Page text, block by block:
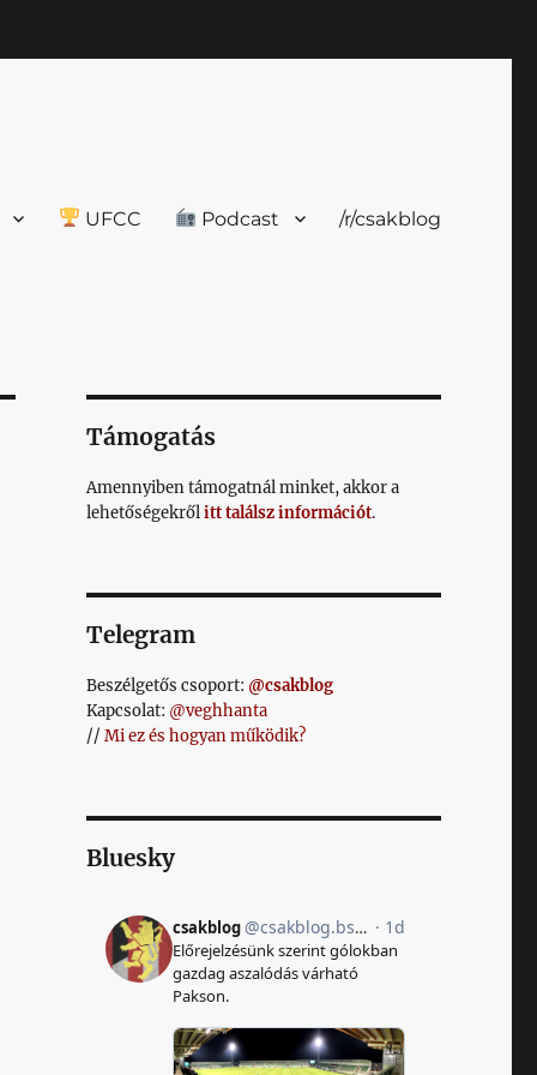
UFCC Podcast /r/csakblog
Támogatás
Amennyiben támogatnál minket, akkor a
lehetőségekrőlitt találsz információt.
Telegram
Beszélgetős csoport: @csakblog
Kapcsolat: @veghhanta
// Mi ez és hogyan működik?
Bluesky